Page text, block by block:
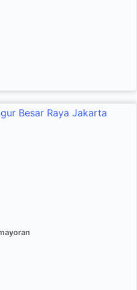
Besar Raya Jakarta